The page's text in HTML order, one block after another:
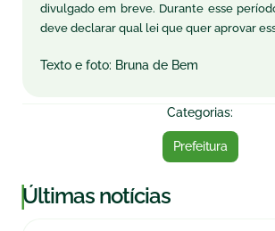
divulgado em breve. Durante esse
deve declarar qual lei que quer aprovar
Texto e foto: Bruna de Bem
Categorias:
Prefeitura
|Últimas notícias